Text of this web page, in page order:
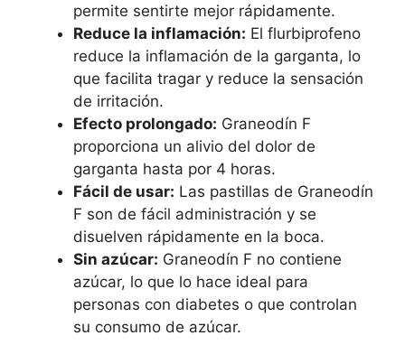
permite sentirte mejor rápidamente.
Reduce la inflamación: El flurbiprofeno
reduce la inflamación de la garganta, lo
que facilita tragar y reduce la sensación
de irritación.
Efecto prolongado: Graneodín F
proporciona un alivio del dolor de
garganta hasta por 4 horas.
Fácil de usar: Las pastillas de Graneodín
F son de fácil administración y se
disuelven rápidamente en la boca.
Sin azúcar: Graneodín F no contiene
azúcar, lo que lo hace ideal para
personas con diabetes o que controlan
su consumo de azúcar.